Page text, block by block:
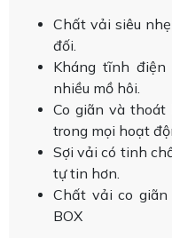
Chất vải siêu
đối.
Kháng tĩnh
nhiều mồ hôi.
Co giãn và
trong mọi hoạt
Sợi vải có tinh
tự tin hơn.
Chất vải co giãn
BOX